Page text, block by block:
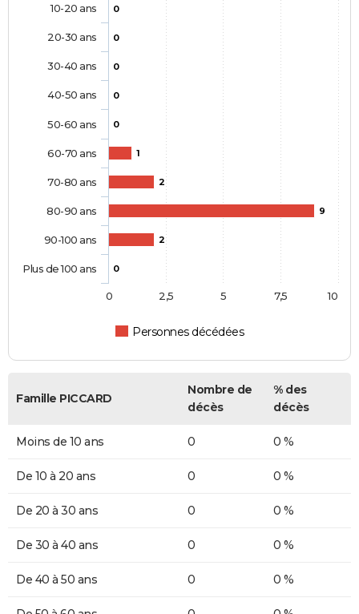
0
0
0
0
0
1
2
9
2
0
Personnes décédées
10-20 ans
20-30 ans
30-40 ans
40-50 ans
50-60 ans
60-70 ans
70-80 ans
80-90 ans
90-100 ans
Plus de 100 ans
0 10
2,5 5 7,5
Famille PICCARD
Nombre de
décès
% des
décès
Moins de 10 ans 0 0 %
De 10 à 20 ans 0 0 %
De 20 à 30 ans 0 0 %
De 30 à 40 ans 0 0 %
De 40 à 50 ans 0 0 %